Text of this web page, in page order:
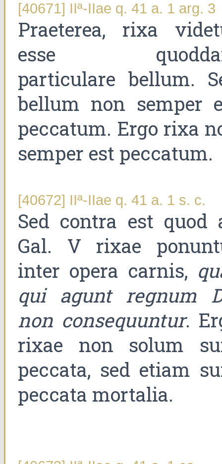
[40671] IIª-IIae q. 41 a. 1 arg. 3
Praeterea, rixa
esse
particulare bellum.
bellum non semper
peccatum. Ergo rixa
semper est peccatum.
[40672] IIª-IIae q. 41 a. 1 s. c.
Sed contra est quod
Gal. V rixae
inter opera carnis,
qui agunt regnum
non consequuntur.
rixae non solum
peccata, sed etiam
peccata mortalia.